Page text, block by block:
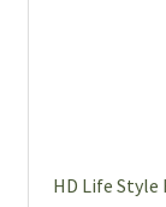
HD Life Style